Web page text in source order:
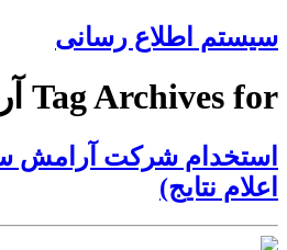
سیستم اطلاع رسانی
Tag Archives for آرامش نتایج)
استخدام شركت آرامش
اعلام نتایج)